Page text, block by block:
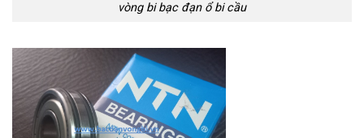
vòng bi bạc đạn ổ bi cầu